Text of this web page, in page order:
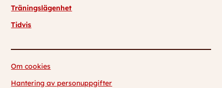
Träningslägenhet
Tidvis
Om cookies
Hantering av personuppgifter